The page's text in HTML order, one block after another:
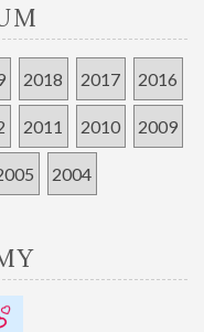
2018 2017 2016
2011 2010 2009
2004